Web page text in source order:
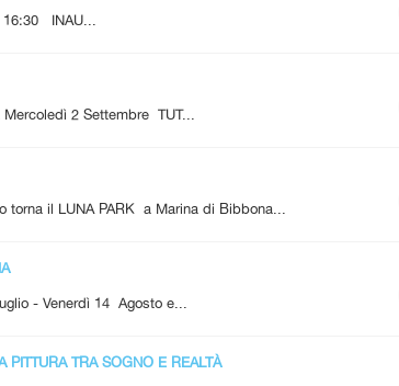
INAU...
2 Settembre TUT...
torna il LUNA PARK a Marina di Bibbona...
- Venerdì 14 Agosto e...
PITTURA TRA SOGNO E REALTÀ